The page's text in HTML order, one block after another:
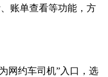
账单查看等功能，方
网约车司机”入口，选